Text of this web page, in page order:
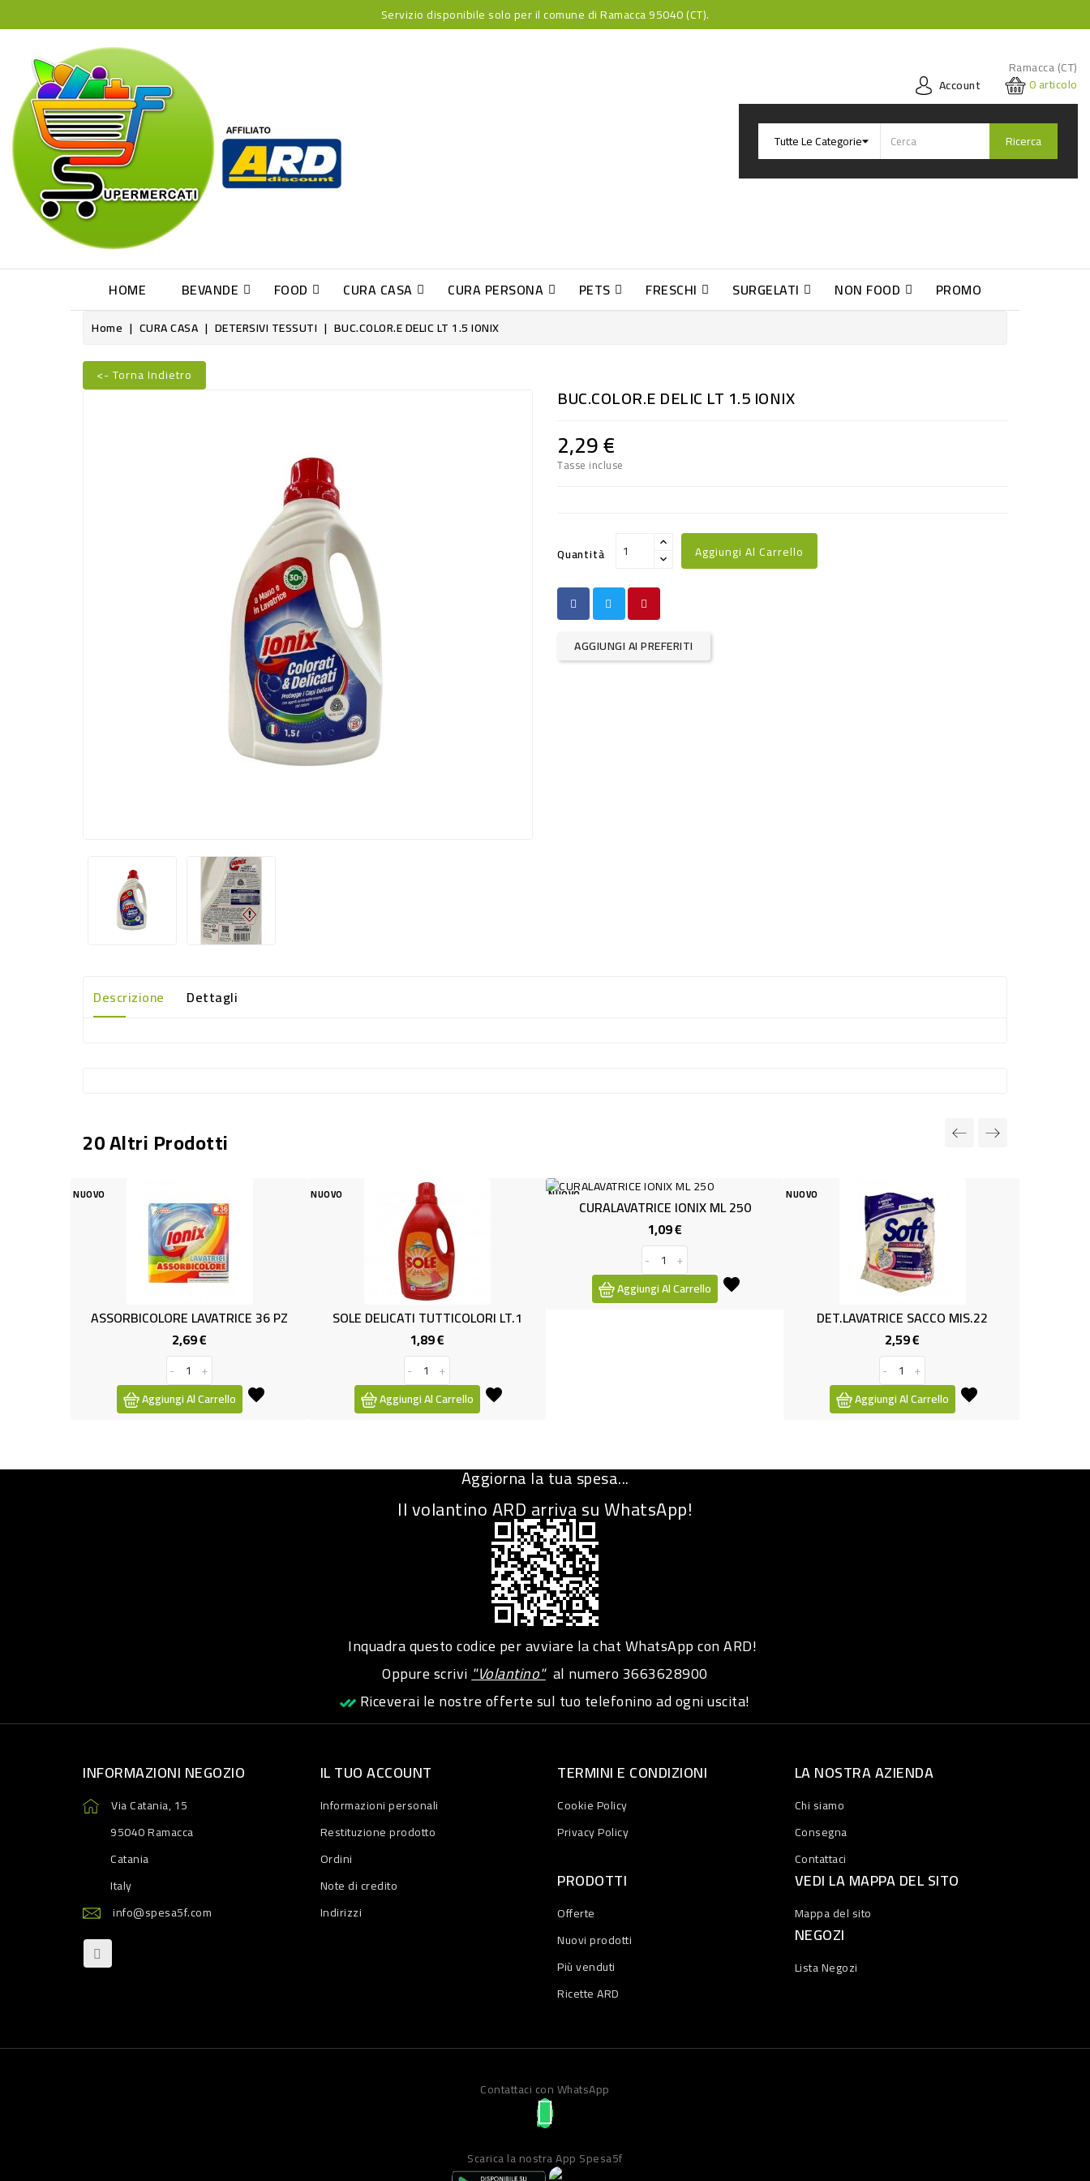
Servizio disponibile solo per il comune di Ramacca 95040 (CT).
Ramacca (CT)
Account
0articolo
Ricerca
HOME BEVANDE FOOD CURA CASA CURA PERSONA PETS FRESCHI SURGELATI NON FOOD PROMO
Home CURA CASA DETERSIVI TESSUTI BUC.COLOR.E DELIC LT 1.5 IONIX
<- Torna Indietro
BUC.COLOR.E DELIC LT 1.5 IONIX
2,29 €
Tasse incluse
Quantità Aggiungi Al Carrello
AGGIUNGI AI PREFERITI
Descrizione Dettagli
20 Altri Prodotti
LAVATRICE 36 PZ
SOLE DELICATI TUTTICOLORI LT.1
Aggiungi Al Carrello
NUOVO
CURALAVATRICE IONIX ML 250
NUOVO
DET.LAVATRICE SACCO MIS.22
NUOVO
AMMORBIDENTE IONIX
Aggiungi Al Carrello
Aggiorna la tua spesa...
Il volantino ARD arriva su WhatsApp!
Inquadra questo codice per avviare la chat WhatsApp con ARD!
Oppure scrivi"Volantino"al numero3663628900
Riceverai le nostre offerte sul tuo telefonino ad ogni uscita!
INFORMAZIONI NEGOZIO
Via Catania, 15
95040 Ramacca
Catania
Italy
info@spesa5f.com
IL TUO ACCOUNT
Informazioni personali
Restituzione prodotto
Ordini
Note di credito
Indirizzi
TERMINI E CONDIZIONI
Cookie Policy
Privacy Policy
LA NOSTRA AZIENDA
Chi siamo
Consegna
Contattaci
PRODOTTI
Offerte
Nuovi prodotti
Più venduti
Ricette ARD
VEDI LA MAPPA DEL SITO
Mappa del sito
NEGOZI
Lista Negozi
Contattaci con WhatsApp
Scarica la nostra App Spesa5f